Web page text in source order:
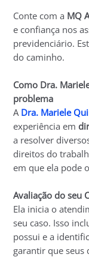
Conte com a MQ
e confiança nos
previdenciário.
do caminho.
Como Dra.
problema
A Dra. Mariele
experiência em
a resolver
direitos do
em que ela pode
Avaliação do seu
Ela inicia o
seu caso. Isso
possui e a
garantir que seus